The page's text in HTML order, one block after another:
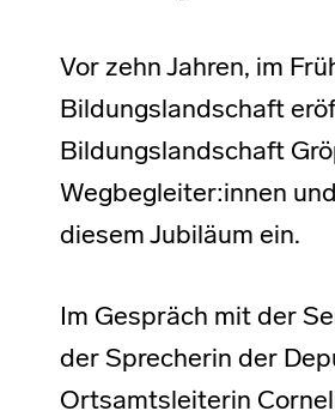
Vor zehn Jahren, im
Bildungslandschaft
Bildungslandschaft
Wegbegleiter:innen
diesem Jubiläum ein.
Im Gespräch mit der
der Sprecherin der
Ortsamtsleiterin